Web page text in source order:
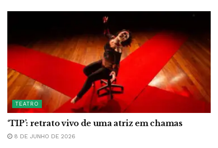
TEATRO
‘TIP’: retrato vivo de uma atriz em chamas
8 DE JUNHO DE 2026